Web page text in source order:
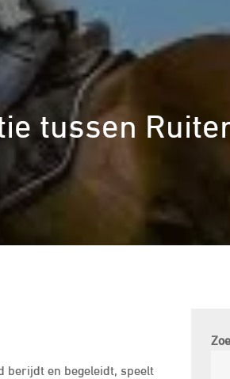
tussen
berijdt en begeleidt, speelt